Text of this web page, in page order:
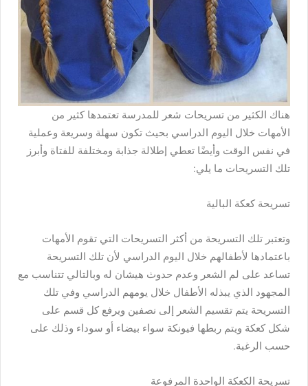
هناك الكثير من تسريحات شعر للمدرسة تعتمدها كثير من
الأمهات خلال اليوم الدراسي بحيث تكون سهلة وسريعة وعملية
في نفس الوقت وأيضًا تعطي إطلالة جذابة ومختلفة للفتاة وأبرز
تلك التسريحات ما يلي:
تسريحة كعكة البالية
وتعتبر تلك التسريحة من أكثر التسريحات التي تقوم الأمهات
باعتمادها لأطفالهم خلال اليوم الدراسي لأن تلك التسريحة
تساعد على لم الشعر وعدم حدوث هيشان له وبالتالي تتناسب مع
المجهود الذي يبذله الأطفال خلال يومهم الدراسي وفي تلك
التسريحة يتم تقسيم الشعر إلى نصفين ويرفع كل قسم على
شكل كعكة ويتم ربطها فيونكة سواء بيضاء أو سوداء وذلك على
حسب الرغبة.
تسريحة الكعكة الواحدة المرفوعة